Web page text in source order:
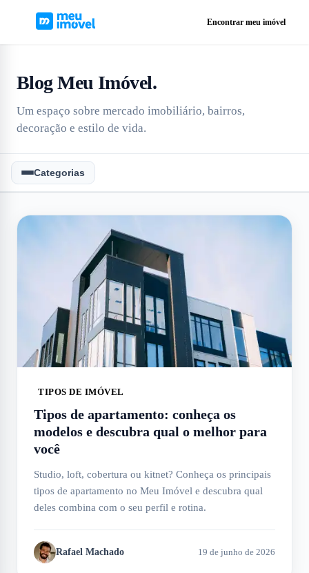
Encontrar meu imóvel
Blog Meu Imóvel.
Um espaço sobre mercado imobiliário, bairros,
decoração e estilo de vida.
Categorias
TIPOS DE IMÓVEL
Tipos de apartamento: conheça os
modelos e descubra qual o melhor para
você
Studio, loft, cobertura ou kitnet? Conheça os principais
tipos de apartamento no Meu Imóvel e descubra qual
deles combina com o seu perfil e rotina.
Rafael Machado 19 de junho de 2026